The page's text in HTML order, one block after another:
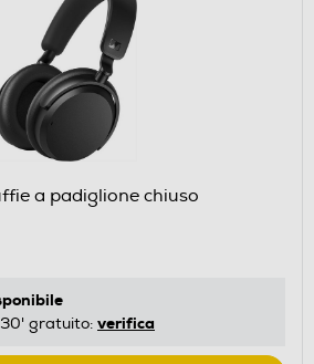
a padiglione chiuso
gratuito: verifica